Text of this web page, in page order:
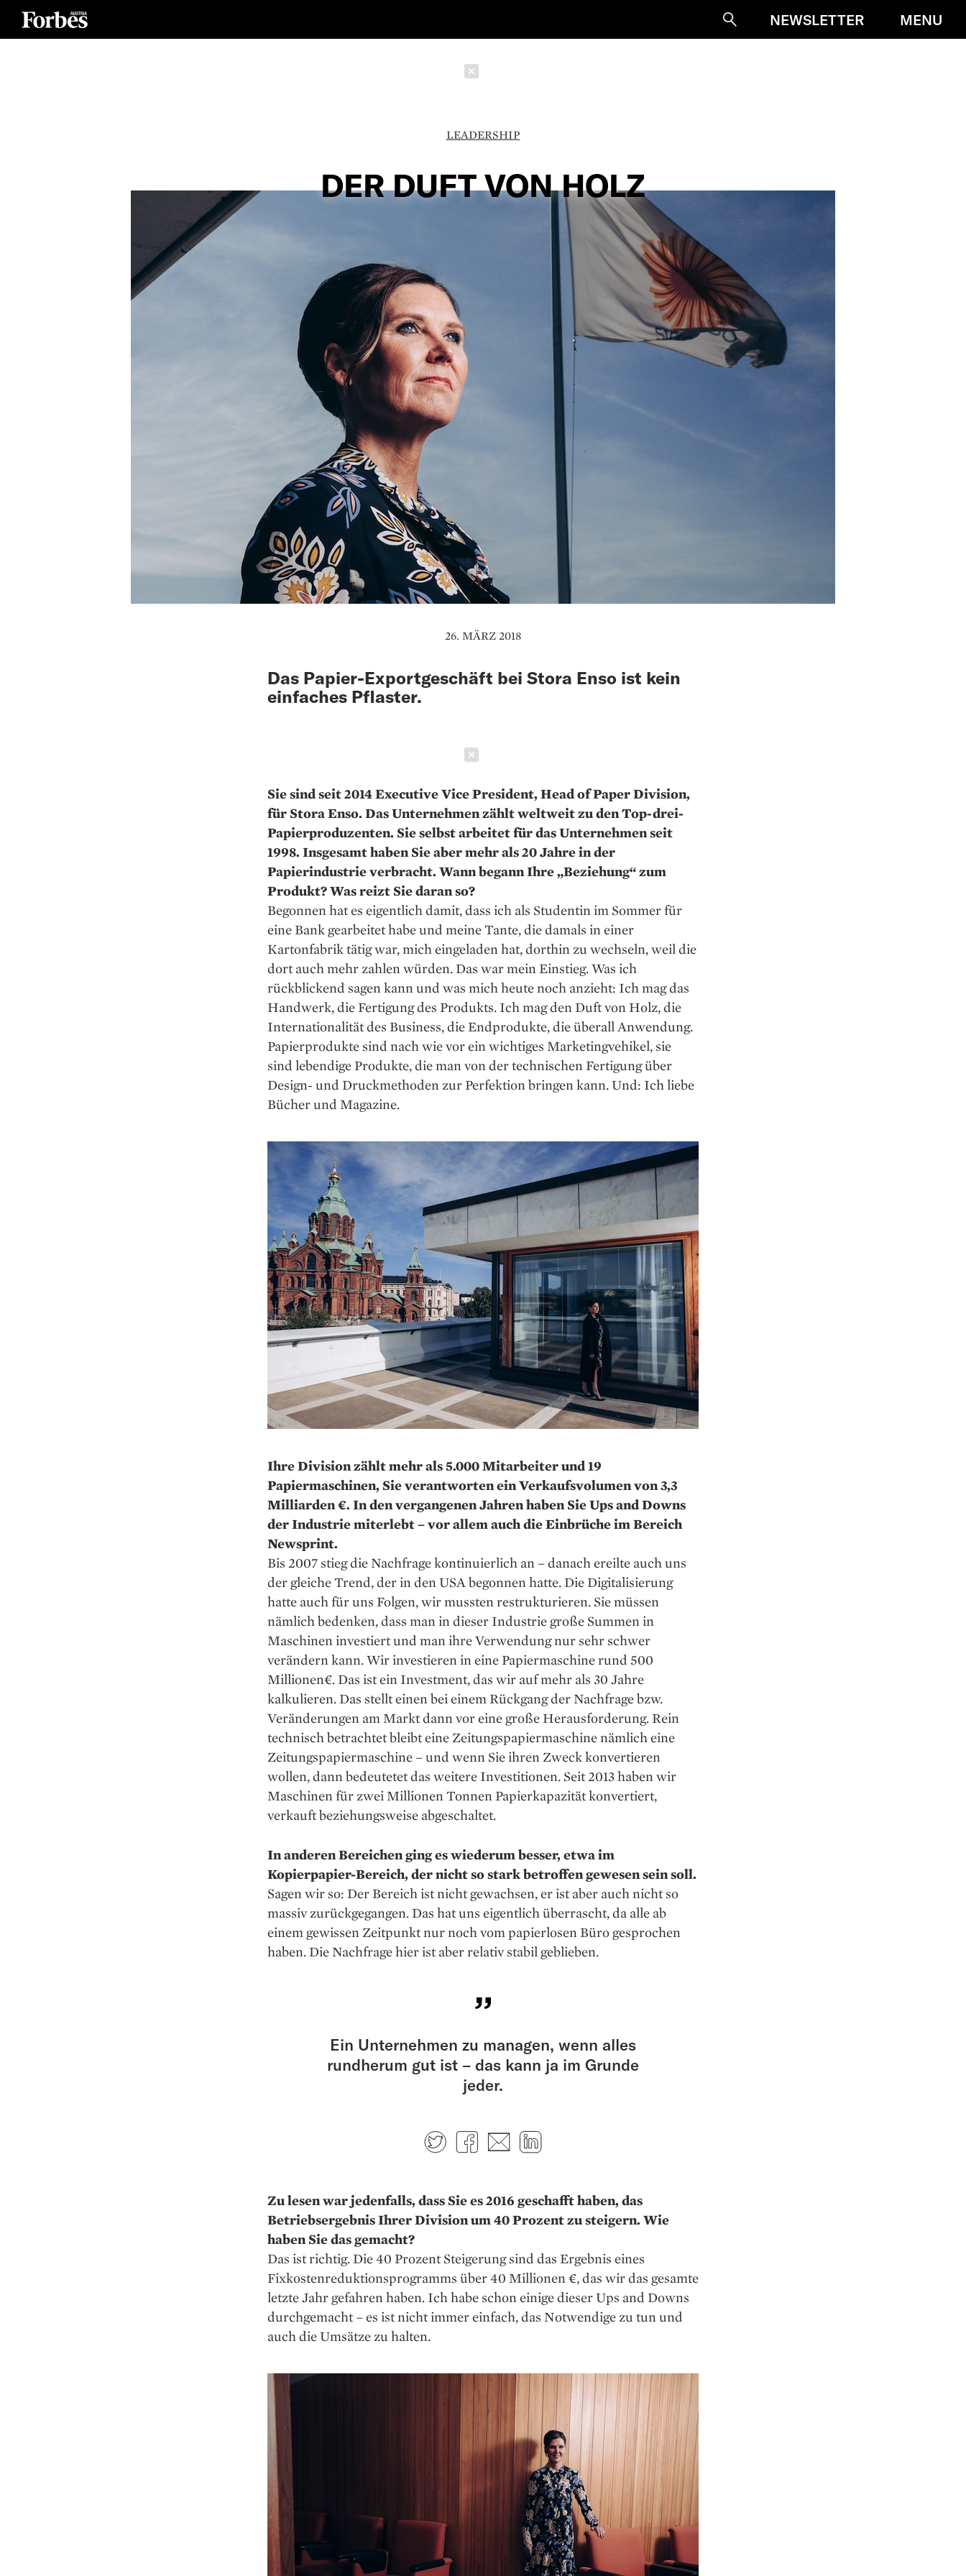
SucheNEWSLETTER MENU
LEADERSHIP
DER DUFT VON HOLZ
26. MÄRZ 2018
Das Papier-Exportgeschäft bei Stora Enso ist kein
einfaches Pflaster.
Sie sind seit 2014 Executive Vice President, Head of Paper Division,
für Stora Enso. Das Unternehmen zählt weltweit zu den Top-drei-
Papierproduzenten. Sie selbst arbeitet für das Unternehmen seit
1998. Insgesamt haben Sie aber mehr als 20 Jahre in der
Papierindustrie verbracht. Wann begann Ihre „Beziehung“ zum
Produkt? Was reizt Sie daran so?
Begonnen hat es eigentlich damit, dass ich als Studentin im Sommer für
eine Bank gearbeitet habe und meine Tante, die damals in einer
Kartonfabrik tätig war, mich eingeladen hat, dorthin zu wechseln, weil die
dort auch mehr zahlen würden. Das war mein Einstieg. Was ich
rückblickend sagen kann und was mich heute noch anzieht: Ich mag das
Handwerk, die Fertigung des Produkts. Ich mag den Duft von Holz, die
Internationalität des Business, die Endprodukte, die überall Anwendung.
Papierprodukte sind nach wie vor ein wichtiges Marketingvehikel, sie
sind lebendige Produkte, die man von der technischen Fertigung über
Design- und Druckmethoden zur Perfektion bringen kann. Und: Ich liebe
Bücher und Magazine.
Ihre Division zählt mehr als 5.000 Mitarbeiter und 19
Papiermaschinen, Sie verantworten ein Verkaufsvolumen von 3,3
Milliarden €. In den vergangenen Jahren haben Sie Ups and Downs
der Industrie miterlebt – vor allem auch die Einbrüche im Bereich
Newsprint.
Bis 2007 stieg die Nachfrage kontinuierlich an – danach ereilte auch uns
der gleiche Trend, der in den USA begonnen hatte. Die Digitalisierung
hatte auch für uns Folgen, wir mussten restrukturieren. Sie müssen
nämlich bedenken, dass man in dieser Industrie große Summen in
Maschinen investiert und man ihre Verwendung nur sehr schwer
verändern kann. Wir investieren in eine Papiermaschine rund 500
Millionen€. Das ist ein Investment, das wir auf mehr als 30 Jahre
kalkulieren. Das stellt einen bei einem Rückgang der Nachfrage bzw.
Veränderungen am Markt dann vor eine große Herausforderung. Rein
technisch betrachtet bleibt eine Zeitungspapiermaschine nämlich eine
Zeitungspapiermaschine – und wenn Sie ihren Zweck konvertieren
wollen, dann bedeutetet das weitere Investitionen. Seit 2013 haben wir
Maschinen für zwei Millionen Tonnen Papierkapazität konvertiert,
verkauft beziehungsweise abgeschaltet.
In anderen Bereichen ging es wiederum besser, etwa im
Kopierpapier-Bereich, der nicht so stark betroffen gewesen sein soll.
Sagen wir so: Der Bereich ist nicht gewachsen, er ist aber auch nicht so
massiv zurückgegangen. Das hat uns eigentlich überrascht, da alle ab
einem gewissen Zeitpunkt nur noch vom papierlosen Büro gesprochen
haben. Die Nachfrage hier ist aber relativ stabil geblieben.
Ein Unternehmen zu managen, wenn alles
rundherum gut ist – das kann ja im Grunde
jeder.
TwitterFacebook
E-mail
Zu lesen war jedenfalls, dass Sie es 2016 geschafft haben, das
Betriebsergebnis Ihrer Division um 40 Prozent zu steigern. Wie
haben Sie das gemacht?
Das ist richtig. Die 40 Prozent Steigerung sind das Ergebnis eines
Fixkostenreduktionsprogramms über 40 Millionen €, das wir das gesamte
letzte Jahr gefahren haben. Ich habe schon einige dieser Ups and Downs
durchgemacht – es ist nicht immer einfach, das Notwendige zu tun und
auch die Umsätze zu halten.